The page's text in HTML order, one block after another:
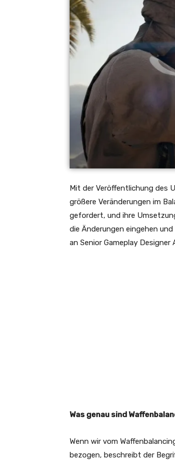
Mit der Veröffentlichung des
größere Veränderungen im
gefordert, und ihre
die Änderungen eingehen
an Senior Gameplay Designer
Was genau sind
Wenn wir vom
bezogen, beschreibt der